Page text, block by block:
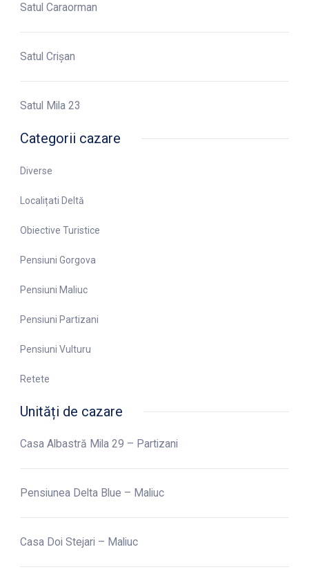
Satul Caraorman
Satul Crișan
Satul Mila 23
Categorii cazare
Diverse
Localițati Deltă
Obiective Turistice
Pensiuni Gorgova
Pensiuni Maliuc
Pensiuni Partizani
Pensiuni Vulturu
Retete
Unități de cazare
Casa Albastră Mila 29 – Partizani
Pensiunea Delta Blue – Maliuc
Casa Doi Stejari – Maliuc